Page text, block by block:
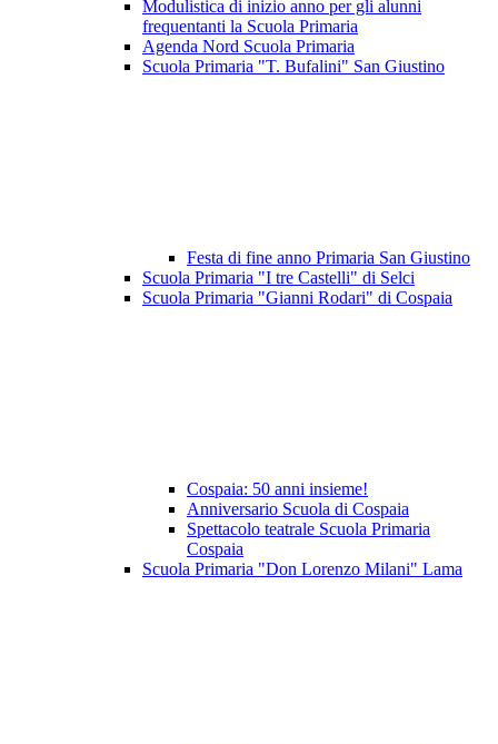
Modulistica di inizio anno per gli alunni
frequentanti la Scuola Primaria
Agenda Nord Scuola Primaria
Scuola Primaria "T. Bufalini" San Giustino
Festa di fine anno Primaria San Giustino
Scuola Primaria "I tre Castelli" di Selci
Scuola Primaria "Gianni Rodari" di Cospaia
Cospaia: 50 anni insieme!
Anniversario Scuola di Cospaia
Spettacolo teatrale Scuola Primaria
Cospaia
Scuola Primaria "Don Lorenzo Milani" Lama